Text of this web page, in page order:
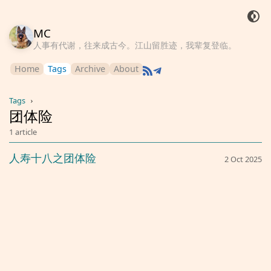
MC
人事有代谢，往来成古今。江山留胜迹，我辈复登临。
Home Tags Archive About
Tags ›
团体险
1 article
人寿十八之团体险 2 Oct 2025